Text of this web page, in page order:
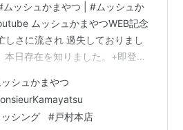
ッシュかまやつ | #ムッシュか
ムッシュかまやつWEB記念
さに流され 過失しておりまし
本日存在を知りました。+即登
いと思っています。 youtu.be
monsieur-kamayatsu-
…
ッシュかまやつ
ッシング #戸村本店